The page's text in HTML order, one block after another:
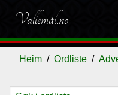
Vallemål.no
Heim Ordliste